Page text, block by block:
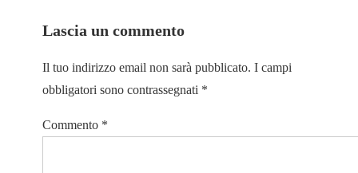
Lascia un commento
Il tuo indirizzo email non sarà pubblicato. I campi
obbligatori sono contrassegnati *
Commento *